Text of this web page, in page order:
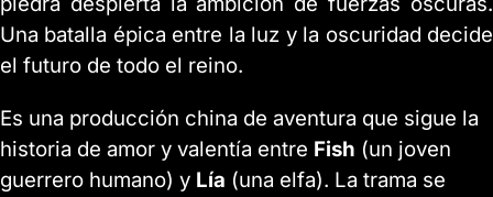
Una batalla épica entre la luz y la oscuridad decide
el futuro de todo el reino.
Es una producción china de aventura que sigue la
historia de amor y valentía entre Fish (un joven
guerrero humano) y Lía (una elfa). La trama se